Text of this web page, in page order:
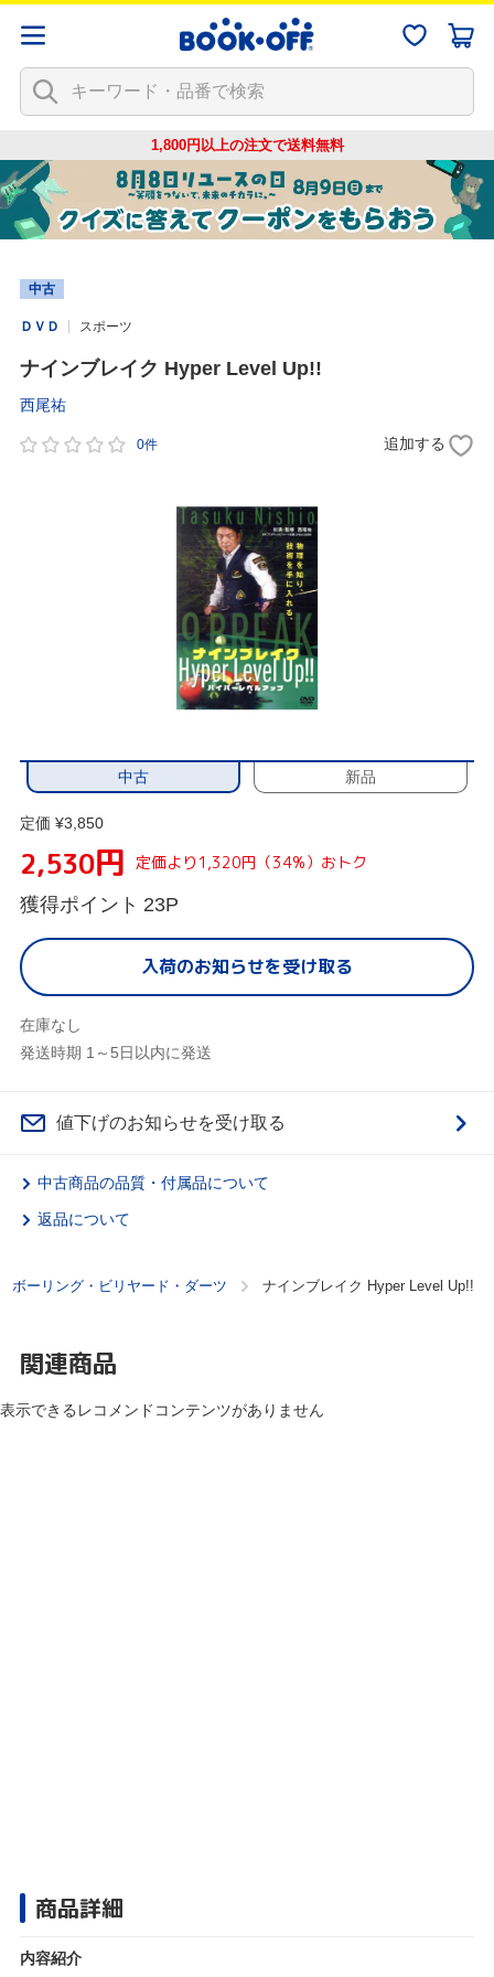
1,800円以上の注文で送料無料
中古
ＤＶＤ スポーツ
ナインブレイク Hyper Level Up!!
西尾祐
0件 追加する
中古 新品
定価 ¥3,850
2,530円 定価より1,320円（34%）おトク
獲得ポイント 23P
入荷のお知らせを受け取る
在庫なし
発送時期 1～5日以内に発送
値下げのお知らせを受け取る
中古商品の品質・付属品について
返品について
ボーリング・ビリヤード・ダーツ ナインブレイク Hyper Level Up!!
関連商品
表示できるレコメンドコンテンツがありません
商品詳細
内容紹介